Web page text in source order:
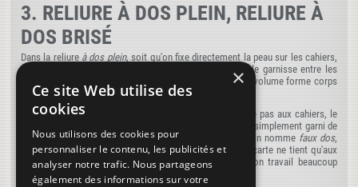
3. RELIURE À DOS PLEIN, RELIURE À
DOS BRISÉ
Dans la reliure à dos plein, soit qu'on fixe directement la peau sur les cahiers,
soit que, pour donner plus de consistance au dos, on le garnisse entre les
, la peau qui recouvre le dos du volume forme corps
avec lui.
Au contraire, dans la reliure
, la peau n'adhère pas aux cahiers, le
dos étant garni d'une toile recouverte de papier, ou étant simplement garni de
papier. Une carte unie ou garnie de nerfs simulés, que l'on nomme faux dos,
est interposée, de manière que la peau qui recouvre la carte ne tient qu'aux
cartons. Cette méthode permet au relieur d'exécuter son travail beaucoup
plus rapidement.
×
Ce site Web utilise des
cookies
Nous utilisons des cookies pour
personnaliser le contenu, les publicités et
analyser notre trafic. Nous partageons
également des informations sur votre